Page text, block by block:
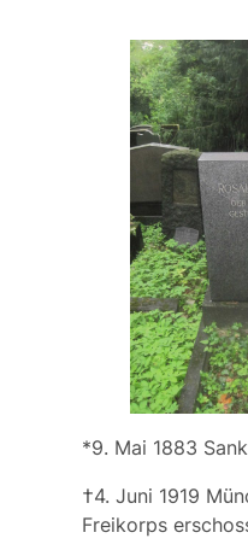
*9. Mai 1883
†4. Juni 1919
Freikorps